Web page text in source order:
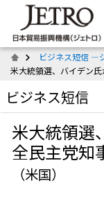
ビジネス短信 ―
米大統領選、バイデン
ビジネス短信
米大統領選
全民主党知
（米国）